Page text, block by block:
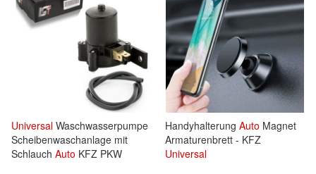
Universal Waschwasserpumpe
Scheibenwaschanlage mit
Schlauch Auto KFZ PKW
Handyhalterung Auto Magnet
Armaturenbrett - KFZ
Universal